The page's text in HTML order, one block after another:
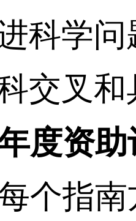
进科学
科交叉
度资
个指